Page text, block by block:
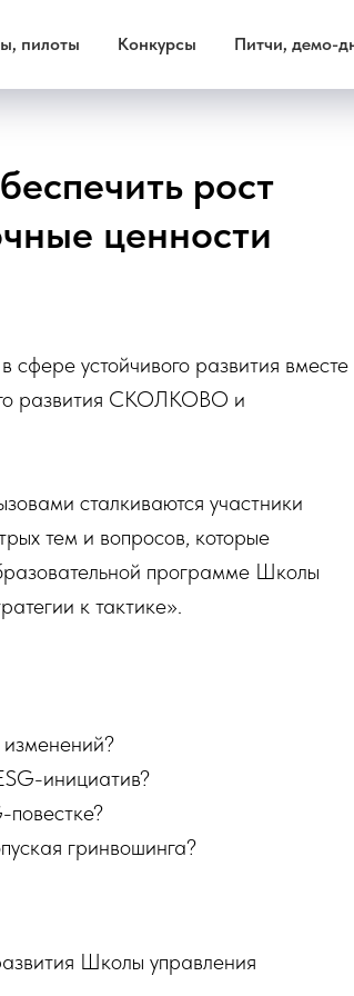
пилоты Конкурсы Питчи, демо-
рост
ценности
устойчивого развития вместе
развития СКОЛКОВО и
сталкиваются участники
тем и вопросов, которые
программе Школы
к тактике».
инициатив?
повестке?
гринвошинга?
Школы управления